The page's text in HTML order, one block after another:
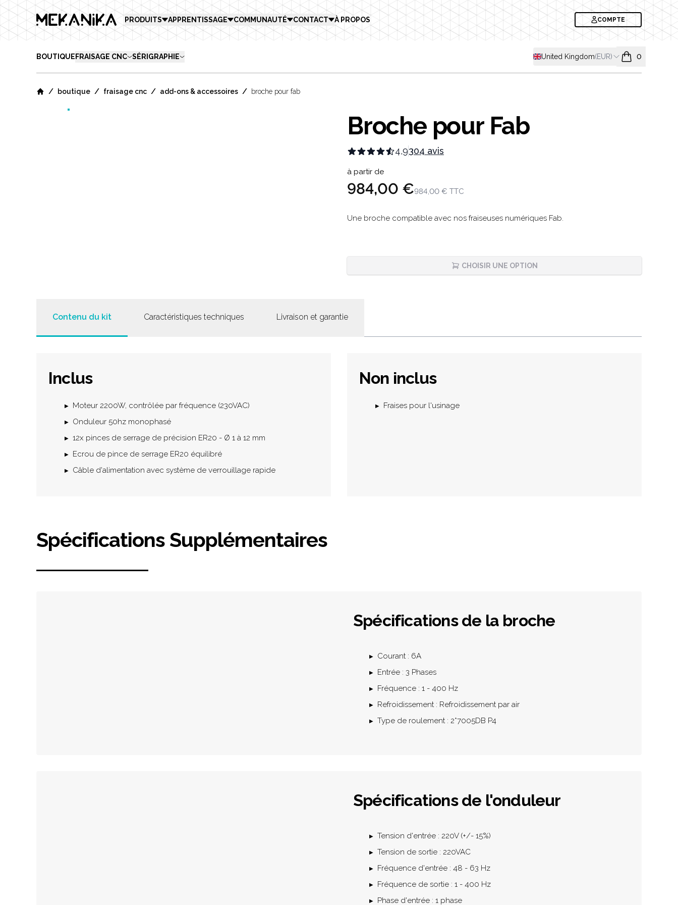
MEKANIKA PRODUITS APPRENTISSAGE COMMUNAUTÉ CONTACT À PROPOS COMPTE
BOUTIQUE FRAISAGE CNC SÉRIGRAPHIE Shipping country
United Kingdom(EUR) 0
items in cart,
/ boutique / fraisage cnc / add-ons & accessoires / broche pour fab
Broche pour Fab
4,9304 avis
Product information
à partir de
984,00 €984,00 € TTC
Description
Une broche compatible avec nos fraiseuses numériques Fab.
CHOISIR UNE OPTION
Contenu du kit Caractéristiques techniques Livraison et garantie
Inclus
Moteur 2200W, contrôlée par fréquence (230VAC)
Onduleur 50hz monophasé
12x pinces de serrage de précision ER20 - Ø 1 à 12 mm
Ecrou de pince de serrage ER20 équilibré
Câble d'alimentation avec système de verrouillage rapide
Non inclus
Fraises pour l'usinage
Spécifications Supplémentaires
Spécifications de la broche
Courant : 6A
Entrée : 3 Phases
Fréquence : 1 - 400 Hz
Refroidissement : Refroidissement par air
Type de roulement : 2*7005DB P4
Spécifications de l'onduleur
Tension d'entrée : 220V (+/- 15%)
Tension de sortie : 220VAC
Fréquence d'entrée : 48 - 63 Hz
Fréquence de sortie : 1 - 400 Hz
Phase d'entrée : 1 phase